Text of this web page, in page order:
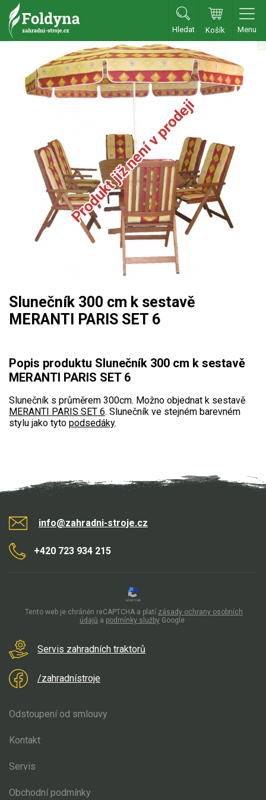
Hledat Košík Menu
Zahradní traktory
Zahradní traktory
Příslušenství
Sekačky
Benzínové sekačky
Akumulátorové sekačky
Robotické sekačky
Křovinořezy a vyžínače
Aku křovinořezy a vyžínače
Motorové pily
Benzínové pily
Jednoruční pily
AKU zahradní technika
Aku AL-KO
Štípačka na dřevo
VARI multifunkční nosiče
Produkt již není v prodeji
Slunečník 300 cm k sestavě
MERANTI PARIS SET 6
Popis produktu Slunečník 300 cm k sestavě
MERANTI PARIS SET 6
Slunečník s průměrem 300cm. Možno objednat k sestavě
MERANTI PARIS SET 6. Slunečník ve stejném barevném
stylu jako tyto podsedáky.
info@zahradni-stroje.cz
+420 723 934 215
Servis zahradních traktorů
/zahradnístroje
Odstoupení od smlouvy
Kontakt
Servis
Obchodní podmínky
Tento web je chráněn reCAPTCHA a platí zásady ochrany osobních
údajů a podmínky služby Google